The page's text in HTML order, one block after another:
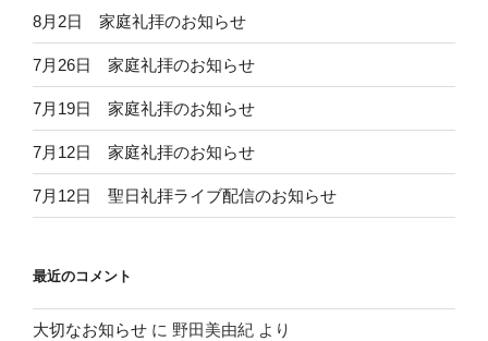
8月2日 家庭礼拝のお知らせ
7月26日 家庭礼拝のお知らせ
7月19日 家庭礼拝のお知らせ
7月12日 家庭礼拝のお知らせ
7月12日 聖日礼拝ライブ配信のお知らせ
最近のコメント
大切なお知らせ に 野田美由紀 より